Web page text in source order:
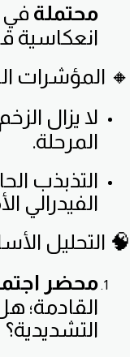
محتملة في
انعكاسية
🔸 المؤشرات
لا يزال
المرحلة.
التذبذب
الفيدرالي
🧠 التحليل
محضر
القادمة؛
التشديدية؟